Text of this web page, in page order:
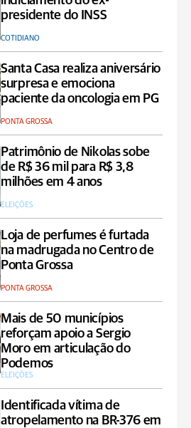
presidente do INSS
COTIDIANO
Santa Casa realiza aniversário
surpresa e emociona
paciente da oncologia em PG
PONTA GROSSA
Patrimônio de Nikolas sobe
de R$ 36 mil para R$ 3,8
milhões em 4 anos
ELEIÇÕES
Loja de perfumes é furtada
na madrugada no Centro de
Ponta Grossa
PONTA GROSSA
Mais de 50 municípios
reforçam apoio a Sergio
Moro em articulação do
Podemos
ELEIÇÕES
Identificada vítima de
atropelamento na BR-376 em